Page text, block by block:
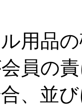
用品の
員の
、並